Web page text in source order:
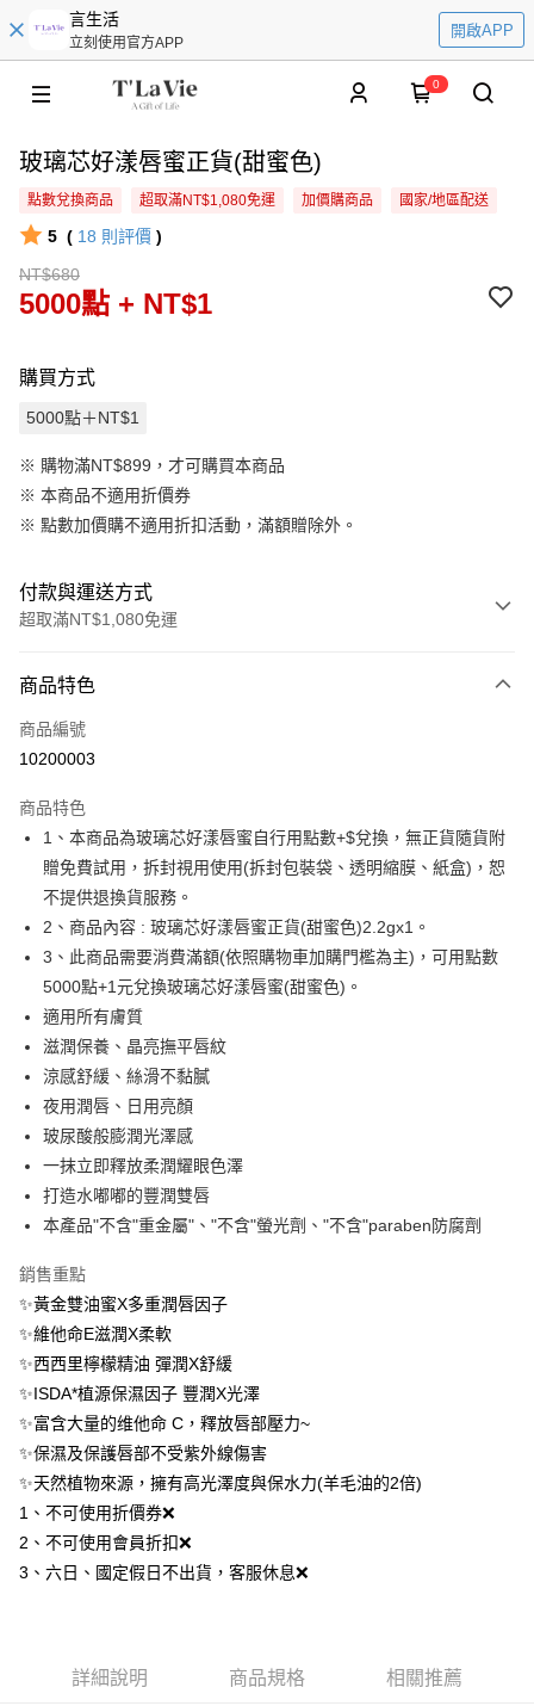
言生活
立刻使用官方APP
開啟APP
0
玻璃芯好漾唇蜜正貨(甜蜜色)
點數兌換商品 超取滿NT$1,080免運 加價購商品 國家/地區配送
5 ( 18 則評價 )
NT$680
5000點 + NT$1
購買方式
5000點＋NT$1
※ 購物滿NT$899，才可購買本商品
※ 本商品不適用折價券
※ 點數加價購不適用折扣活動，滿額贈除外。
付款與運送方式
超取滿NT$1,080免運
信用卡一次付款
超商取貨付款
Apple Pay
悠遊付
Google Pay
AFTEE先享後付
相關說明
【關於「AFTEE先享後付」】
AFTEE先享後付是「在收到商品之後才付款」的支付方式。 讓您購物簡單
１．簡單：不需註冊會員、不需綁卡、不需儲值。
２．便利：只要手機號碼，簡訊認證，即可結帳。
３．安心：先確認商品／服務後，再付款。
【「AFTEE先享後付」結帳流程】
１．於結帳方式選擇「AFTEE先享後付」後，將跳轉至「AFTEE先享後付」
結帳頁面，進行簡訊認證並確認金額後，即可完成結帳。
２．訂單成立數日內，您將收到繳費通知簡訊。
ATM／網路銀行／等多元方式進行付款，方視為交易完成。
※ 請注意：結帳手續完成當下不需立刻繳費，但若您需要取消訂單，請聯絡
後付繳納相關費用。
※ 交易是否成功請以「AFTEE先享後付 」之結帳頁面顯示為準，若有關於
是否繳費成功／繳費後需取消欲退款等相關疑問，請聯繫「AFTEE先享後付
客戶支援中心」 https://netprotections.freshdesk.com/support/home
【注意事項】
１．透過由恩沛科技股份有限公司提供之「AFTEE先享後付」服務完成之交
易，需依本服務之必要範圍內提供個人資料，並將交易相關給付款項請求債
權轉讓予恩沛科技股份有限公司。
２．關於個人資料處理事宜，請瀏覽以下網址：
３．未成年的使用者請事先徵得法定代理人或監護人之同意方可使用
時審查核予不同之上限額度；若仍有額度不足之情形，本公司將視審查結果
請求用戶進行身份認證。
ATM付款
運送方式
全家-取貨付款
每筆NT$80，滿NT$1,080(含以上)免運費
萊爾富-取貨付款
付款後-萊爾富取貨
每筆NT$80，滿NT$1,080(含以上)免運費
7-11-取貨付款
每筆NT$80，滿NT$1,080(含以上)免運費
付款後-7-11取貨
每筆NT$80，滿NT$1,080(含以上)免運費
離島-郵局
商品特色
商品編號
10200003
商品特色
1、本商品為玻璃芯好漾唇蜜自行用點數+$兌換，無正貨隨貨附
贈免費試用，拆封視用使用(拆封包裝袋、透明縮膜、紙盒)，恕
不提供退換貨服務。
2、商品內容 : 玻璃芯好漾唇蜜正貨(甜蜜色)2.2gx1。
3、此商品需要消費滿額(依照購物車加購門檻為主)，可用點數
5000點+1元兌換玻璃芯好漾唇蜜(甜蜜色)。
適用所有膚質
滋潤保養、晶亮撫平唇紋
涼感舒緩、絲滑不黏膩
夜用潤唇、日用亮顏
玻尿酸般膨潤光澤感
一抹立即釋放柔潤耀眼色澤
打造水嘟嘟的豐潤雙唇
本產品"不含"重金屬"、"不含"螢光劑、"不含"paraben防腐劑
銷售重點
✨黃金雙油蜜X多重潤唇因子
✨維他命E滋潤X柔軟
✨西西里檸檬精油 彈潤X舒緩
✨ISDA*植源保濕因子 豐潤X光澤
✨富含大量的维他命 C，釋放唇部壓力~
✨保濕及保護唇部不受紫外線傷害
✨天然植物來源，擁有高光澤度與保水力(羊毛油的2倍)
1、不可使用折價券❌
2、不可使用會員折扣❌
3、六日、國定假日不出貨，客服休息❌
詳細說明 商品規格 相關推薦